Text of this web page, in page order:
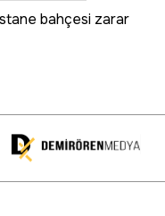
bahçesi zarar